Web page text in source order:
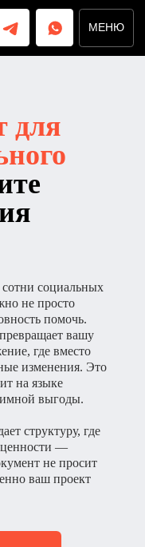
для
социальных
не просто
помочь.
вашу
где вместо
изменения. Это
на языке
выгоды.
структуру, где
—
не просит
ваш проект